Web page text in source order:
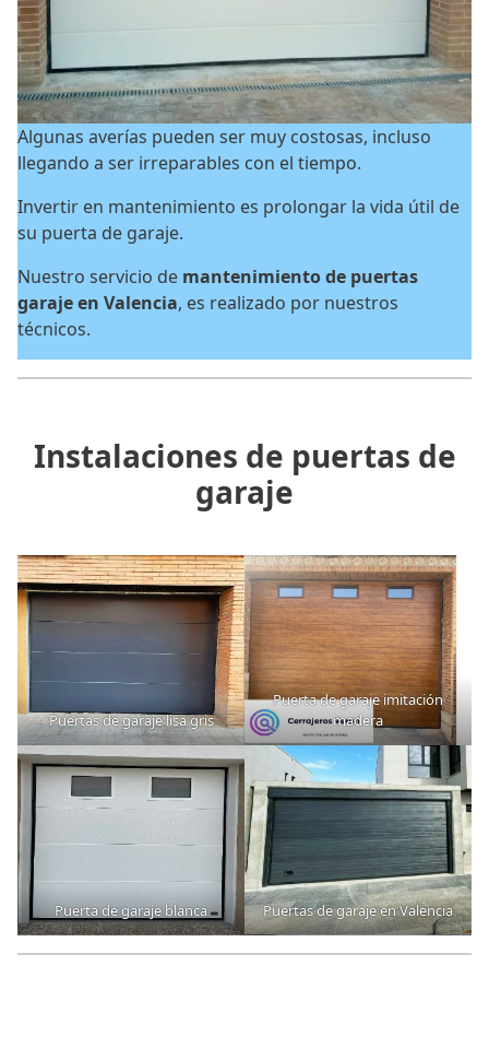
Algunas averías pueden ser muy costosas, incluso
llegando a ser irreparables con el tiempo.
Invertir en mantenimiento es prolongar la vida útil de
su puerta de garaje.
Nuestro servicio de mantenimiento de puertas
garaje en Valencia, es realizado por nuestros
técnicos.
Instalaciones de puertas de
garaje
Puertas de garaje lisa gris
Puerta de garaje imitación
madera
Puerta de garaje blanca Puertas de garaje en Valencia